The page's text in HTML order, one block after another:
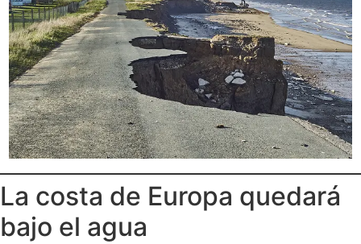
La costa de Europa quedará
bajo el agua